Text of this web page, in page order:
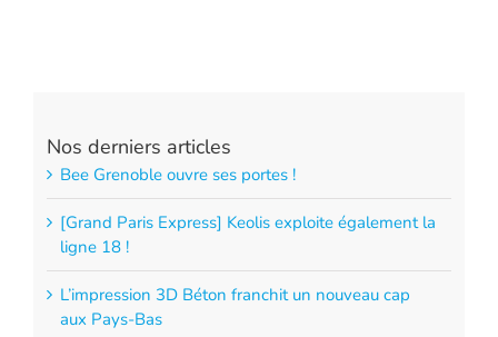
Nos derniers articles
Bee Grenoble ouvre ses portes !
[Grand Paris Express] Keolis exploite également la
ligne 18 !
L’impression 3D Béton franchit un nouveau cap
aux Pays-Bas